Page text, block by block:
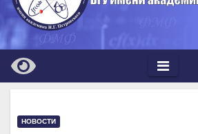
НОВОСТИ